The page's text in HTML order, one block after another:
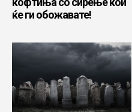
ќе ги обожавате!